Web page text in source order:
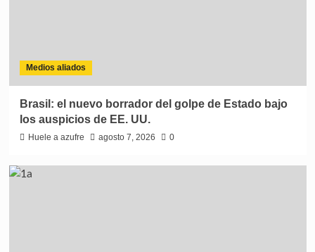
Medios aliados
Brasil: el nuevo borrador del golpe de Estado bajo
los auspicios de EE. UU.
Huele a azufre agosto 7, 2026 0